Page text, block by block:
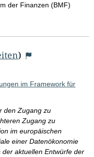
der Finanzen (BMF)
)
im Framework für
den Zugang zu
Zugang zu
im europäischen
einer Datenökonomie
aktuellen Entwürfe der